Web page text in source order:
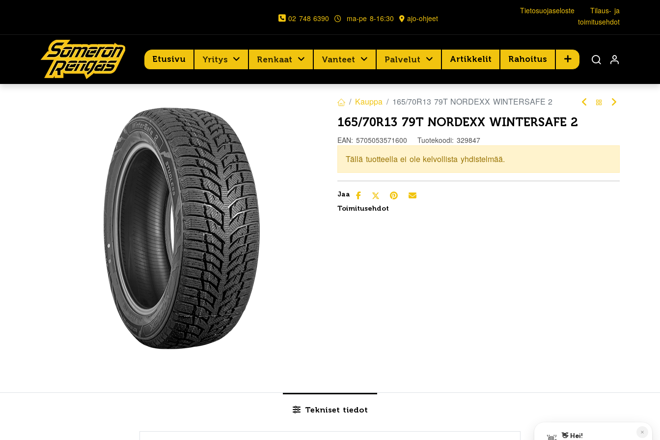
02 748 6390 ma-pe 8-16:30 ajo-ohjeet
Tietosuojaseloste
Tilaus- ja
toimitusehdot
Etusivu Yritys Renkaat Vanteet Palvelut Artikkelit Rahoitus
Kauppa 165/70R13 79T NORDEXX WINTERSAFE 2
165/70R13 79T NORDEXX WINTERSAFE 2
EAN: 5705053571600 Tuotekoodi: 329847
Tällä tuotteella ei ole kelvollista yhdistelmää.
Jaa
Toimitusehdot
Tekniset tiedot